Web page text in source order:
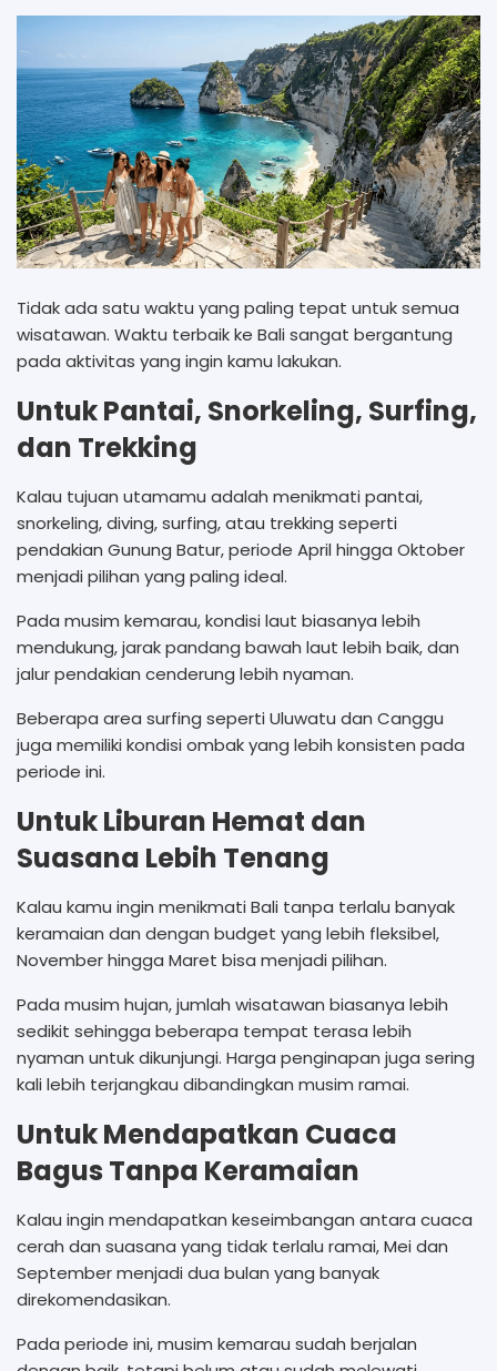
Tidak ada satu waktu yang paling tepat untuk semua
wisatawan. Waktu terbaik ke Bali sangat bergantung
pada aktivitas yang ingin kamu lakukan.
Untuk Pantai, Snorkeling, Surfing,
dan Trekking
Kalau tujuan utamamu adalah menikmati pantai,
snorkeling, diving, surfing, atau trekking seperti
pendakian Gunung Batur, periode April hingga Oktober
menjadi pilihan yang paling ideal.
Pada musim kemarau, kondisi laut biasanya lebih
mendukung, jarak pandang bawah laut lebih baik, dan
jalur pendakian cenderung lebih nyaman.
Beberapa area surfing seperti Uluwatu dan Canggu
juga memiliki kondisi ombak yang lebih konsisten pada
periode ini.
Untuk Liburan Hemat dan
Suasana Lebih Tenang
Kalau kamu ingin menikmati Bali tanpa terlalu banyak
keramaian dan dengan budget yang lebih fleksibel,
November hingga Maret bisa menjadi pilihan.
Pada musim hujan, jumlah wisatawan biasanya lebih
sedikit sehingga beberapa tempat terasa lebih
nyaman untuk dikunjungi. Harga penginapan juga sering
kali lebih terjangkau dibandingkan musim ramai.
Untuk Mendapatkan Cuaca
Bagus Tanpa Keramaian
Kalau ingin mendapatkan keseimbangan antara cuaca
cerah dan suasana yang tidak terlalu ramai, Mei dan
September menjadi dua bulan yang banyak
direkomendasikan.
Pada periode ini, musim kemarau sudah berjalan